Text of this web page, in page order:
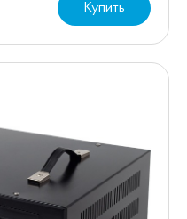
Купить